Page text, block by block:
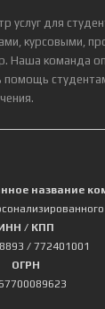
услуг для
курсовыми,
Наша команда
помощь
название
/ КПП
/ 772401001
ОГРН